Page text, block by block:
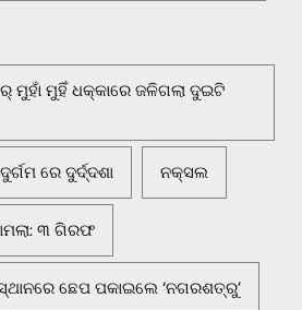
ମୁହାଁ ମୁହିଁ ଧକ୍କାରେ ଜଳିଗଲା ଦୁଇଟି
ଦୁର୍ଗମ ରେ ଦୁର୍ଦ୍ଦଶା ନକ୍ସଲ
୩ ଗିରଫ
ସ୍ଥାନରେ ଛେପ ପକାଇଲେ ‘ନଗରଶତ୍ରୁ’